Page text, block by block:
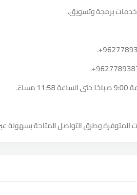
خدمات برمجة وتسويق.
.
.
وطرق التواصل المتاحة بسهولة